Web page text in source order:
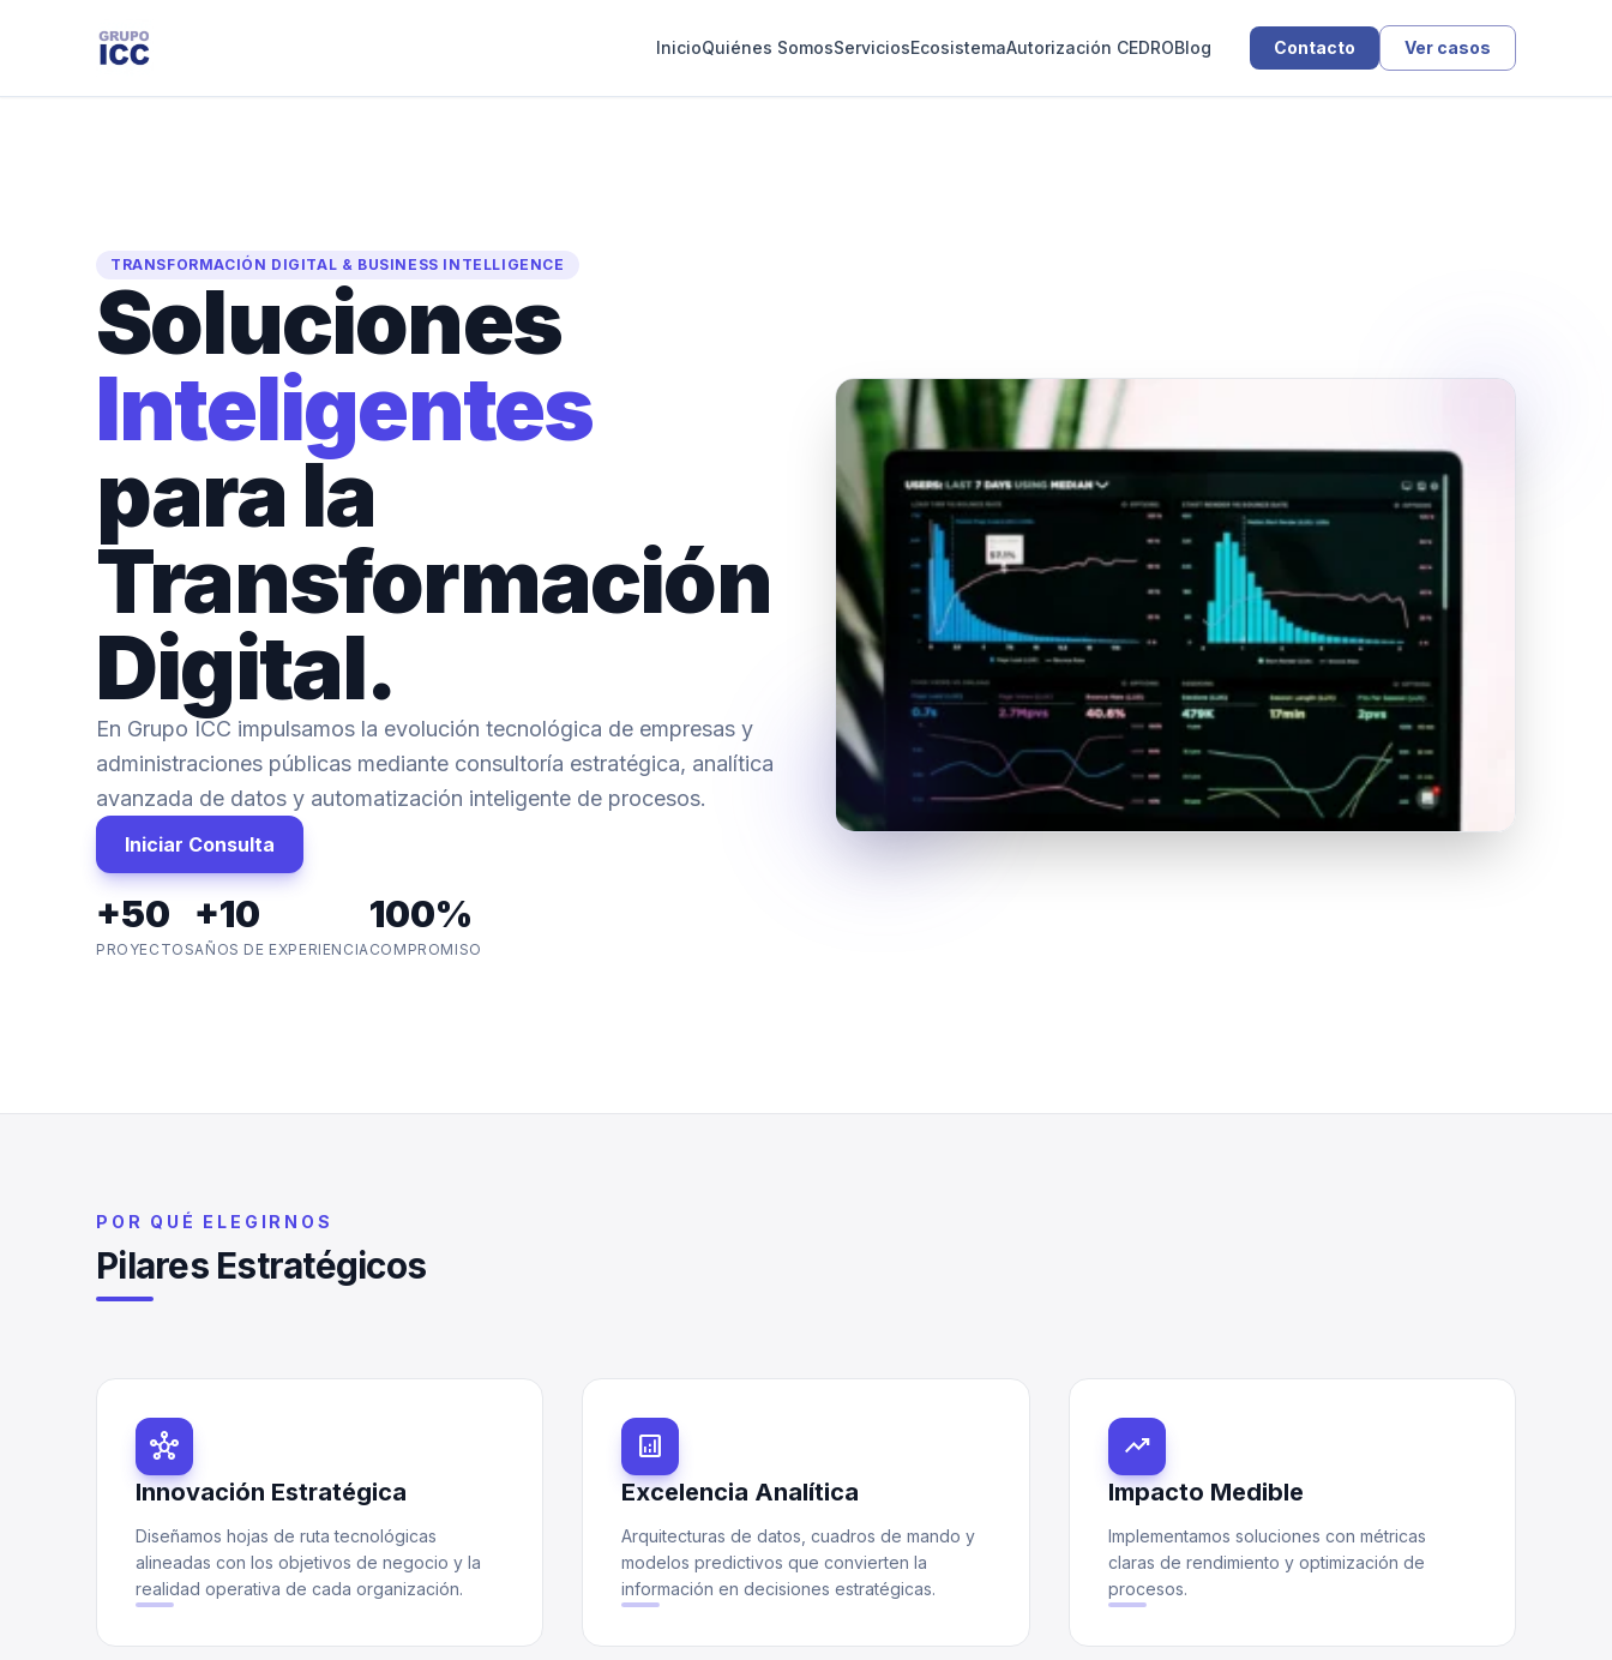
InicioQuiénes SomosServiciosEcosistemaAutorización CEDROBlog Contacto Ver casos
TRANSFORMACIÓN DIGITAL & BUSINESS INTELLIGENCE
Soluciones
Inteligentes
para la
Transformación
Digital.
En Grupo ICC impulsamos la evolución tecnológica de empresas y
administraciones públicas mediante consultoría estratégica, analítica
avanzada de datos y automatización inteligente de procesos.
Iniciar Consulta
+50
PROYECTOS
+10
AÑOS DE EXPERIENCIA
100%
COMPROMISO
POR QUÉ ELEGIRNOS
Pilares Estratégicos
hub
Innovación Estratégica
Diseñamos hojas de ruta tecnológicas
alineadas con los objetivos de negocio y la
realidad operativa de cada organización.
analytics
Excelencia Analítica
Arquitecturas de datos, cuadros de mando y
modelos predictivos que convierten la
información en decisiones estratégicas.
trending_up
Impacto Medible
Implementamos soluciones con métricas
claras de rendimiento y optimización de
procesos.